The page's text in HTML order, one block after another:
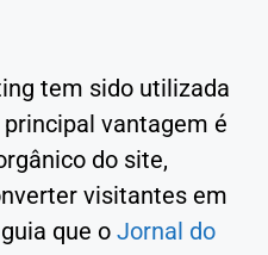
tem sido utilizada
vantagem é
do site,
visitantes em
que o Jornal do